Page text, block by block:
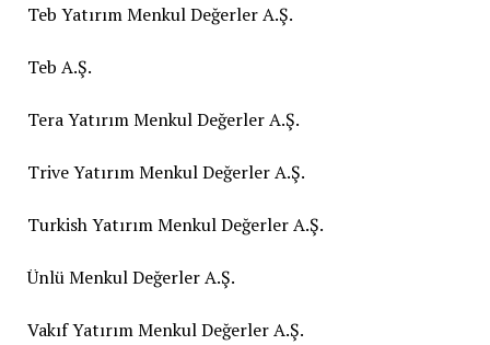
Teb Yatırım Menkul Değerler A.Ş.
Teb A.Ş.
Tera Yatırım Menkul Değerler A.Ş.
Trive Yatırım Menkul Değerler A.Ş.
Turkish Yatırım Menkul Değerler A.Ş.
Ünlü Menkul Değerler A.Ş.
Vakıf Yatırım Menkul Değerler A.Ş.